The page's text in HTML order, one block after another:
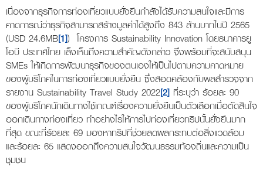
เนื่องจากธุรกิจการท่องเที่ยวแบบยั่งยืนกำลังได้รับความสนใจและมีการ
คาดการณ์ว่าธุรกิจสามารถสร้างมูลค่าได้สูงถึง 843 ล้านบาทในปี 2565
(USD 24.6MB[1]) โครงการ Sustainability Innovation โดยธนาคารยู
โอบี ประเทศไทย เล็งเห็นถึงความสำคัญดังกล่าว จึงพร้อมที่จะสนับสนุน
SMEs ให้เกิดการพัฒนาธุรกิจของตนเองให้เป็นไปตามความคาดหมาย
ของผู้บริโภคในการท่องเที่ยวแบบยั่งยืน ซึ่งสอดคล้องกับผลสำรวจจาก
รายงาน Sustainability Travel Study 2022[2] ที่ระบุว่า ร้อยละ 90
ของผู้บริโภคนักเดินทางใช้เกณฑ์เรื่องความยั่งยืนเป็นตัวเลือกเมื่อตัดสินใจ
ออกเดินทางท่องเที่ยว ทำอย่างไรให้การไปท่องเที่ยวทริปนั้นยั่งยืนมาก
ที่สุด ขณะที่ร้อยละ 69 มองหาทริปที่ช่วยลดผลกระทบต่อสิ่งแวดล้อม
และร้อยละ 65 แสดงออกถึงความสนใจวัฒนธรรมท้องถิ่นและความเป็น
ชุมชน